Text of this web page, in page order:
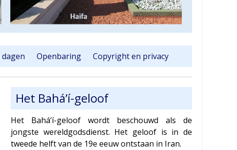
Openbaring Copyright en privacy
Het Bahá’í-geloof
Het Bahá’í-geloof wordt beschouwd als de
jongste wereldgodsdienst. Het geloof is in de
tweede helft van de 19e eeuw ontstaan in Iran.